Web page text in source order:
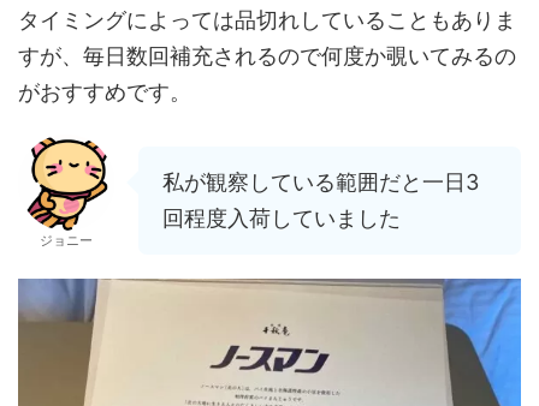
タイミングによっては品切れしていることもありま
すが、毎日数回補充されるので何度か覗いてみるの
がおすすめです。
ジョニー
私が観察している範囲だと一日3
回程度入荷していました